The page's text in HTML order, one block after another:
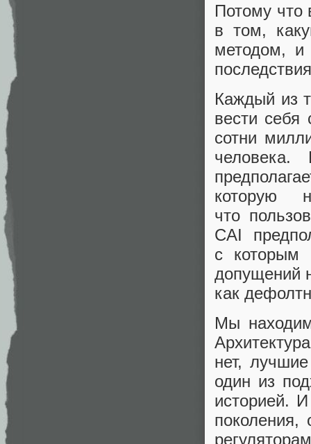
Потому что
в том,
методом,
Каждый из
вести себя
сотни
которую
что
CAI
с которым
допущений
как
Мы
нет,
один из
историей.
поколения,